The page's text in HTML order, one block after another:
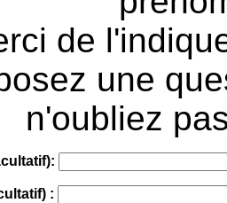
de
une
n'oubliez
: